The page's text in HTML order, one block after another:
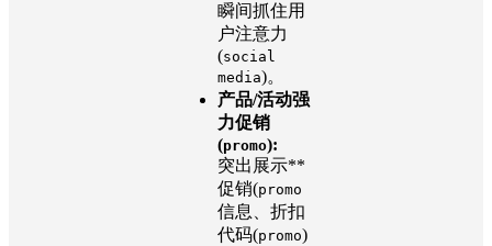
瞬间抓住用
户注意力
(social
media)。
产品/活动强
力促销
(promo):
突出展示**
促销(promo
信息、折扣
代码(promo)